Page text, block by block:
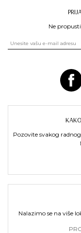
Ne
Pozovite svakog
Nalazimo se na više